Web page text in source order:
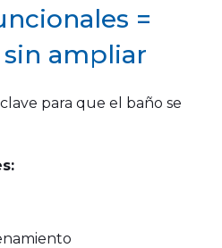
=
sin ampliar
para que el baño se